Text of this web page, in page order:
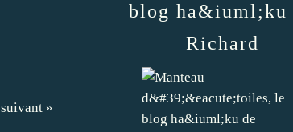
»
blog ha&iuml;ku
Richard